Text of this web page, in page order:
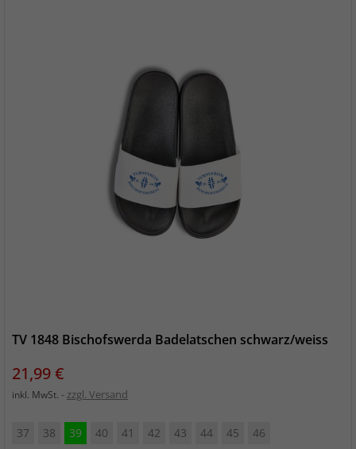
TV 1848 Bischofswerda Badelatschen schwarz/weiss
Preis
21,99 €
inkl. MwSt. zzgl. Versand
37 38 39 40 41 42 43 44 45 46